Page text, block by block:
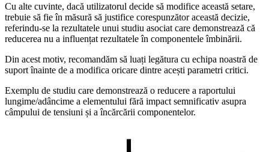
Cu alte cuvinte, dacă utilizatorul decide să modifice această setare,
trebuie să fie în măsură să justifice corespunzător această decizie,
referindu-se la rezultatele unui studiu asociat care demonstrează că
reducerea nu a influențat rezultatele în componentele îmbinării.
Din acest motiv, recomandăm să luați legătura cu echipa noastră de
suport înainte de a modifica oricare dintre acești parametri critici.
Exemplu de studiu care demonstrează o reducere a raportului
lungime/adâncime a elementului fără impact semnificativ asupra
câmpului de tensiuni și a încărcării componentelor.